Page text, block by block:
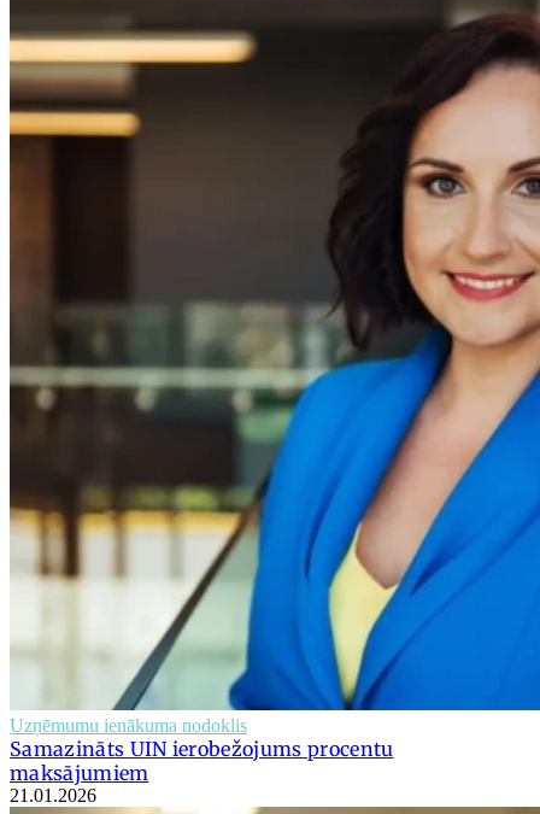
Uzņēmumu ienākuma nodoklis
Samazināts UIN ierobežojums procentu
maksājumiem
21.01.2026